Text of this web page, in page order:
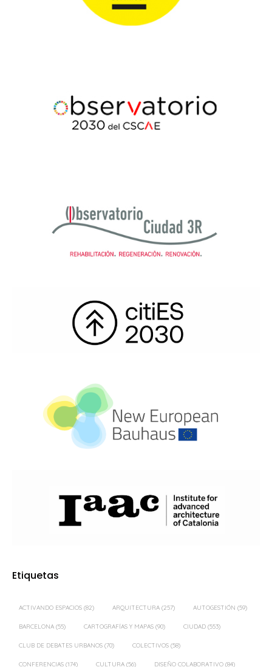
Etiquetas
ACTIVANDO ESPACIOS (82) ARQUITECTURA (257) AUTOGESTIÓN (59)
BARCELONA (55) CARTOGRAFÍAS Y MAPAS (90) CIUDAD (553)
CLUB DE DEBATES URBANOS (70) COLECTIVOS (58)
CONFERENCIAS (174) CULTURA (56) DISEÑO COLABORATIVO (84)